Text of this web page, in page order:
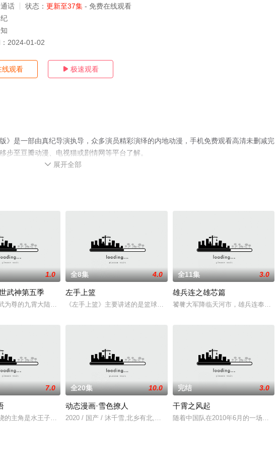
话 状态： 更新至37集 - 免费在线观看
2024-01-02
线观看  极速观看
》是一部由真纪导演执导，众多演员精彩演绎的内地动漫，手机免费观看高清未删减完
至豆瓣动漫、电视猫或剧情网等平台了解。
 展开全部
演——蒙奇，也对一直以来的坚持产生了迷惘……却没想到，有朝一日虚构的怪物竟然真实出
1.0
武神第五季
为尊的九霄大陆，讲述了现代学生林枫，因为一场车祸，穿越到武魂未觉醒的废物林家大少爷
全8集 4.0
左手上篮
《左手上篮》主要讲述的是篮球少年许星泽与一众伙伴们因热爱篮球相
全11集 3.0
雄兵连之雄芯篇
饕餮大军降临天河市，雄兵连奉命
行人，在艾泽拉斯大陆里相互认识、相互集结、相互扶持的暖心旅程。途中不乏热血与搞笑
7.0
的主角是水王子和王默，一人一仙子之间有什么样的缘分，水王子对王默的偏爱，两人神秘的
全20集 10.0
动态漫画·雪色撩人
2020 / 国产 / 沐千雪,北乡有北,何垣
完结 3.0
干霄之风起
随着中国队在2010年6月的一场争夺